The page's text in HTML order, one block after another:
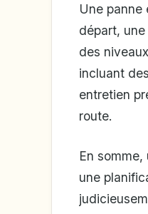
Une panne
départ,
des
incluant
entretien
route.
En
une